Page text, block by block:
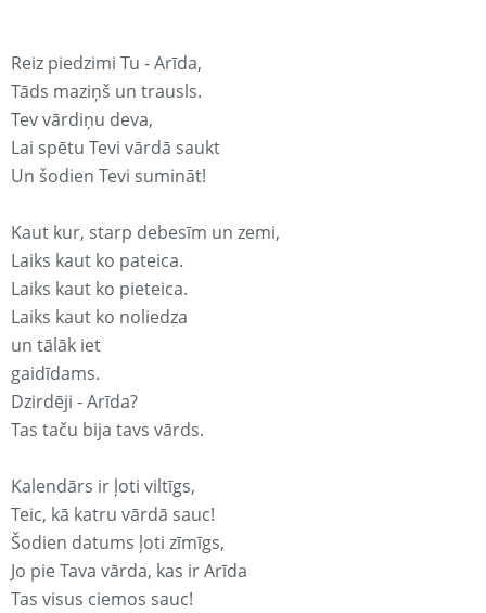
Reiz piedzimi Tu - Arīda,
Tāds maziņš un trausls.
Tev vārdiņu deva,
Lai spētu Tevi vārdā saukt
Un šodien Tevi sumināt!
Kaut kur, starp debesīm un zemi,
Laiks kaut ko pateica.
Laiks kaut ko pieteica.
Laiks kaut ko noliedza
un tālāk iet
gaidīdams.
Dzirdēji - Arīda?
Tas taču bija tavs vārds.
Kalendārs ir ļoti viltīgs,
Teic, kā katru vārdā sauc!
Šodien datums ļoti zīmīgs,
Jo pie Tava vārda, kas ir Arīda
Tas visus ciemos sauc!